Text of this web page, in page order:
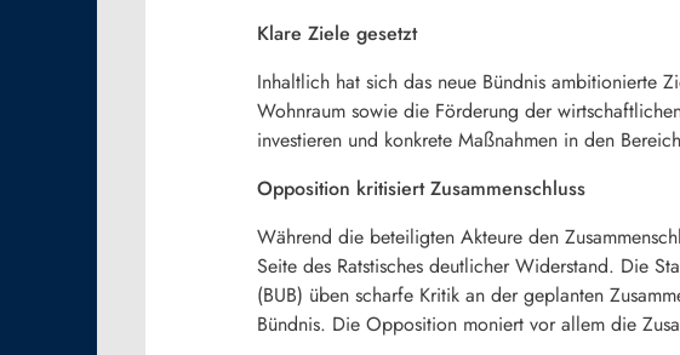
Klare Ziele gesetzt
Inhaltlich hat sich das neue Bündnis ambitionierte
Wohnraum sowie die Förderung der
investieren und konkrete Maßnahmen in den
Opposition kritisiert Zusammenschluss
Während die beteiligten Akteure den
Seite des Ratstisches deutlicher Widerstand. Die
(BUB) üben scharfe Kritik an der geplanten
Bündnis. Die Opposition moniert vor allem die